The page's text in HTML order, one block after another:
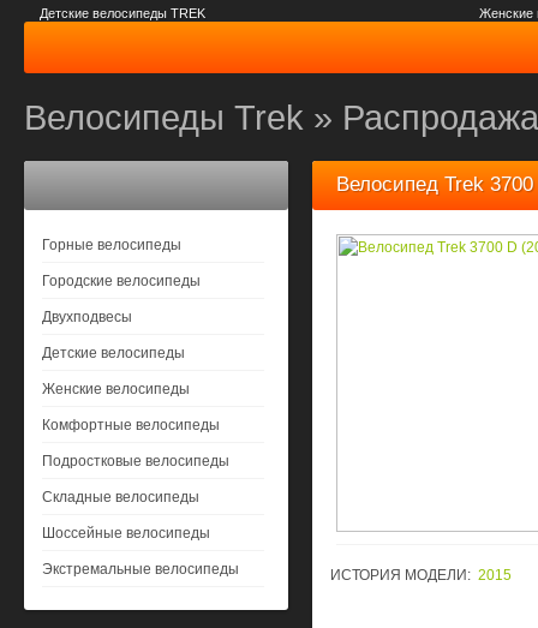
Детские велосипеды TREK Женские
Велосипеды Trek »
Горные велосипеды
Городские велосипеды
Двухподвесы
Детские велосипеды
Женские велосипеды
Комфортные велосипеды
Подростковые велосипеды
Складные велосипеды
Шоссейные велосипеды
Экстремальные велосипеды
Велосипед Trek
ИСТОРИЯ МОДЕЛИ: 2015